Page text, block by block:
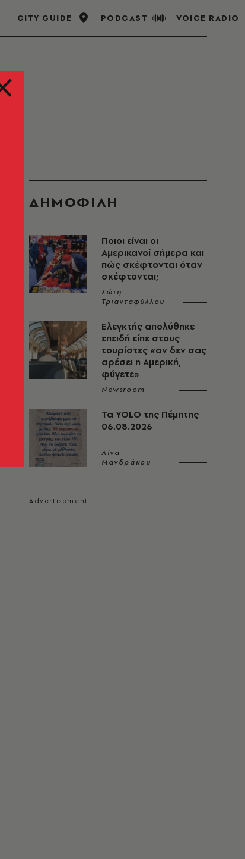
CITY GUIDE PODCAST VOICE RADIO
ΔΗΜΟΦΙΛΗ
Ποιοι είναι οι
Αμερικανοί σήμερα και
πώς σκέφτονται όταν
σκέφτονται;
Σώτη
Τριανταφύλλου
Ελεγκτής απολύθηκε
επειδή είπε στους
τουρίστες «αν δεν σας
αρέσει η Αμερική,
φύγετε»
Newsroom
Τα YOLO της Πέμπτης
06.08.2026
Λίνα
Μανδράκου